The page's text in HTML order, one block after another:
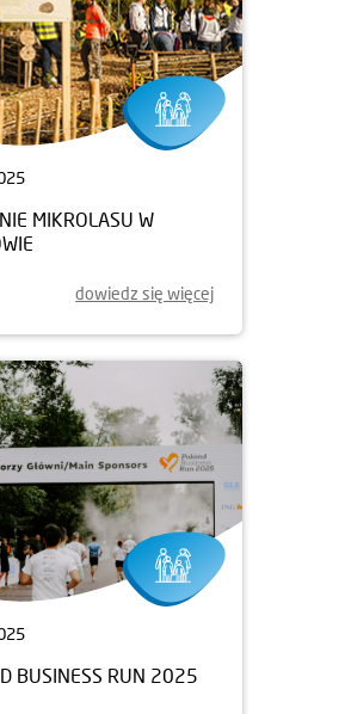
MIKROLASU W
dowiedz się więcej
BUSINESS RUN 2025